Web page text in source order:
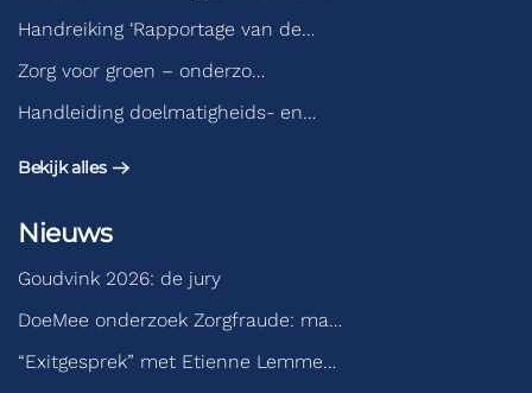
Handreiking ‘Rapportage van de…
Zorg voor groen – onderzo…
Handleiding doelmatigheids- en…
Bekijk alles
Nieuws
Goudvink 2026: de jury
DoeMee onderzoek Zorgfraude: ma…
“Exitgesprek” met Etienne Lemme…